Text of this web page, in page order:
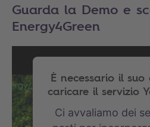
Guarda la Demo e
Energy4Green
È necessario il suo
caricare il servizio
Ci avvaliamo dei